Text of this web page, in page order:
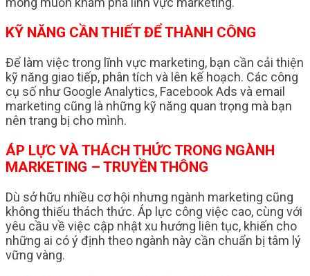
KỸ NĂNG CẦN THIẾT ĐỂ THÀNH CÔNG
Để làm việc trong lĩnh vực marketing, bạn cần cải thiện
kỹ năng giao tiếp, phân tích và lên kế hoạch. Các công
cụ số như Google Analytics, Facebook Ads và email
marketing cũng là những kỹ năng quan trọng mà bạn
nên trang bị cho mình.
ÁP LỰC VÀ THÁCH THỨC TRONG NGÀNH
MARKETING – TRUYỀN THÔNG
Dù sở hữu nhiều cơ hội nhưng ngành marketing cũng
không thiếu thách thức. Áp lực công việc cao, cùng với
yêu cầu về việc cập nhật xu hướng liên tục, khiến cho
những ai có ý định theo ngành này cần chuẩn bị tâm lý
vững vàng.